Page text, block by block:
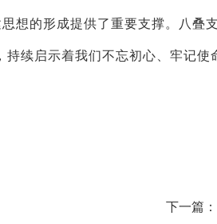
想的形成提供了重要支撑。八叠
持续启示着我们不忘初心、牢记使
下一篇